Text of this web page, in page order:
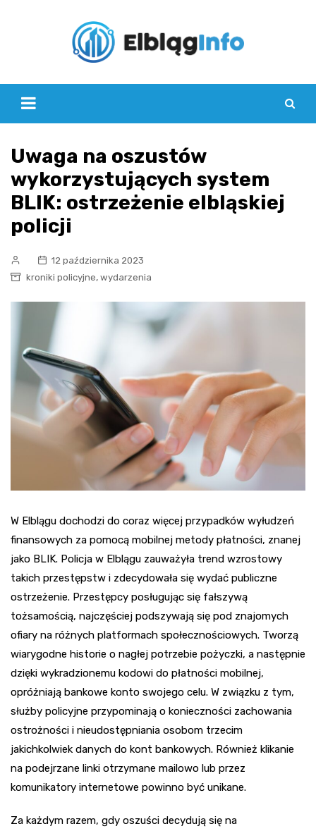
Uwaga na oszustów
wykorzystujących system
BLIK: ostrzeżenie elbląskiej
policji
12 października 2023
kroniki policyjne, wydarzenia
W Elblągu dochodzi do coraz więcej przypadków wyłudzeń
finansowych za pomocą mobilnej metody płatności, znanej
jako BLIK. Policja w Elblągu zauważyła trend wzrostowy
takich przestępstw i zdecydowała się wydać publiczne
ostrzeżenie. Przestępcy posługując się fałszywą
tożsamością, najczęściej podszywają się pod znajomych
ofiary na różnych platformach społecznościowych. Tworzą
wiarygodne historie o nagłej potrzebie pożyczki, a następnie
dzięki wykradzionemu kodowi do płatności mobilnej,
opróżniają bankowe konto swojego celu. W związku z tym,
służby policyjne przypominają o konieczności zachowania
ostrożności i nieudostępniania osobom trzecim
jakichkolwiek danych do kont bankowych. Również klikanie
na podejrzane linki otrzymane mailowo lub przez
komunikatory internetowe powinno być unikane.
Za każdym razem, gdy oszuści decydują się na